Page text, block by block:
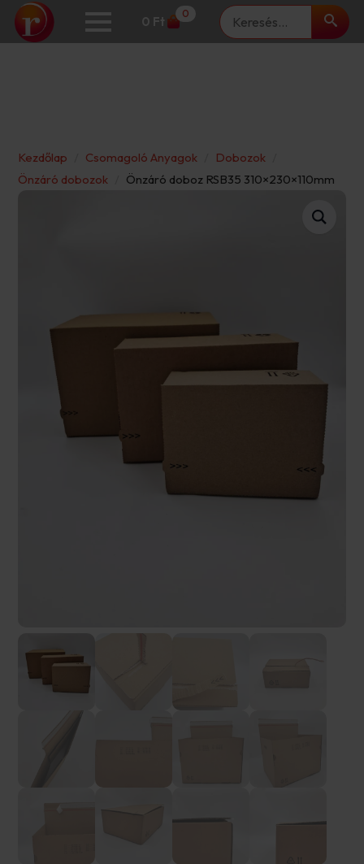
0 Ft
0 Keresés
Kezdőlap Csomagoló Anyagok
Dobozok
Önzáró dobozok
Önzáró doboz RSB35 310×230×110mm